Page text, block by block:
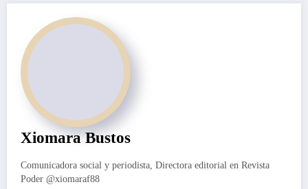
Xiomara Bustos
Comunicadora social y periodista, Directora editorial en Revista
Poder @xiomaraf88